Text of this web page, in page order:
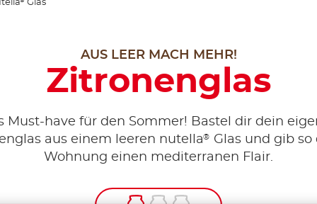
Glas
AUS LEER MACH MEHR!
Zitronenglas
Must-have für den Sommer! Bastel dir dein
aus einem leeren nutella®
Glas und gib so
Wohnung einen mediterranen Flair.